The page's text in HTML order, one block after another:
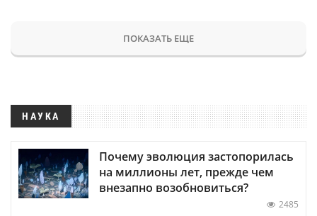
ПОКАЗАТЬ ЕЩЕ
НАУКА
Почему эволюция застопорилась
на миллионы лет, прежде чем
внезапно возобновиться?
2485